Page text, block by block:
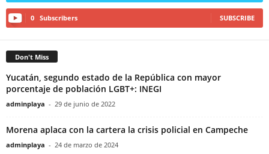
0 Subscribers SUBSCRIBE
Don't Miss
Yucatán, segundo estado de la República con mayor
porcentaje de población LGBT+: INEGI
adminplaya - 29 de junio de 2022
Morena aplaca con la cartera la crisis policial en Campeche
adminplaya - 24 de marzo de 2024